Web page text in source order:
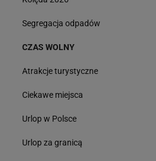
Segregacja odpadów
CZAS WOLNY
Atrakcje turystyczne
Ciekawe miejsca
Urlop w Polsce
Urlop za granicą